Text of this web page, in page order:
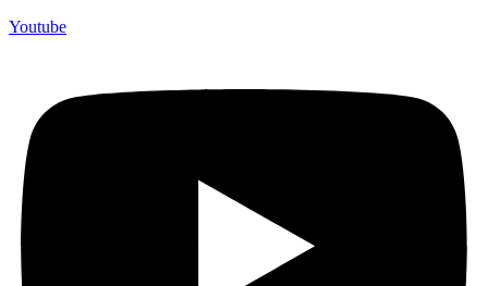
Youtube